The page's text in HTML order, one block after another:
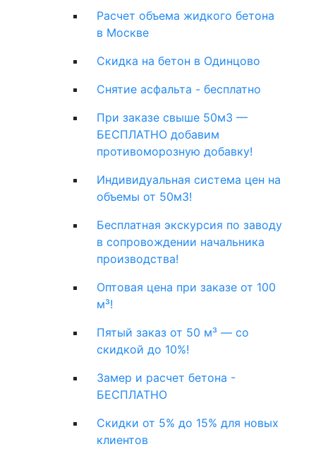
Расчет объема жидкого бетона
в Москве
Скидка на бетон в Одинцово
Снятие асфальта - бесплатно
При заказе свыше 50м3 —
БЕСПЛАТНО добавим
противоморозную добавку!
Индивидуальная система цен на
объемы от 50м3!
Бесплатная экскурсия по заводу
в сопровождении начальника
производства!
Оптовая цена при заказе от 100
м³!
Пятый заказ от 50 м³ — со
скидкой до 10%!
Замер и расчет бетона -
БЕСПЛАТНО
Скидки от 5% до 15% для новых
клиентов